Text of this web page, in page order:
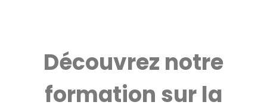
Découvrez notre
formation sur la